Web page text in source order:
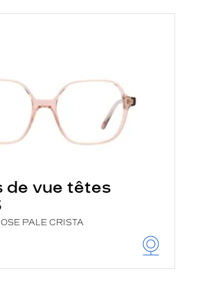
de vue têtes
PALE CRISTA